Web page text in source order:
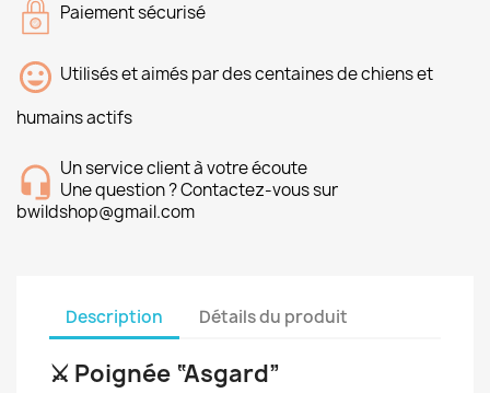
Paiement sécurisé
Utilisés et aimés par des centaines de chiens et
humains actifs
Un service client à votre écoute
Une question ? Contactez-vous sur
bwildshop@gmail.com
Description Détails du produit
⚔️ Poignée “Asgard”